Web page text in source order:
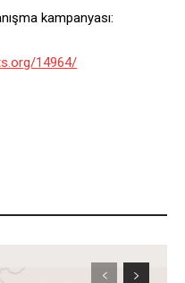
kampanyası:
14964/